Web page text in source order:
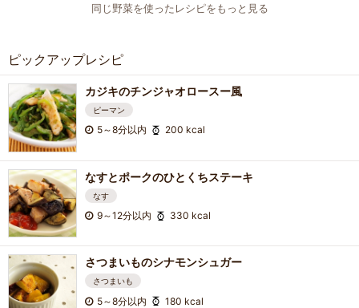
同じ野菜を使ったレシピをもっと見る
ピックアップレシピ
カジキのチンジャオロースー風
ピーマン
5～8分以内 200 kcal
なすとポークのひとくちステーキ
なす
9～12分以内 330 kcal
さつまいものシナモンシュガー
さつまいも
5～8分以内 180 kcal